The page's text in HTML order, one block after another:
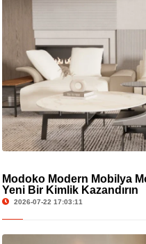
Modoko Modern Mobilya
Yeni Bir Kimlik Kazandırın
2026-07-22 17:03:11